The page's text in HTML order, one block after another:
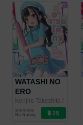
ฉัน (เล่ม2) ตอน
ที่ 9
WATASHI NO
ERO
(KOGUCHI)
SENSEI
อาจารย์โคกุจิ
Kenjiro Takeshita /
PHOENIX NEXT
การ์ตูนรายตอน
No Rating